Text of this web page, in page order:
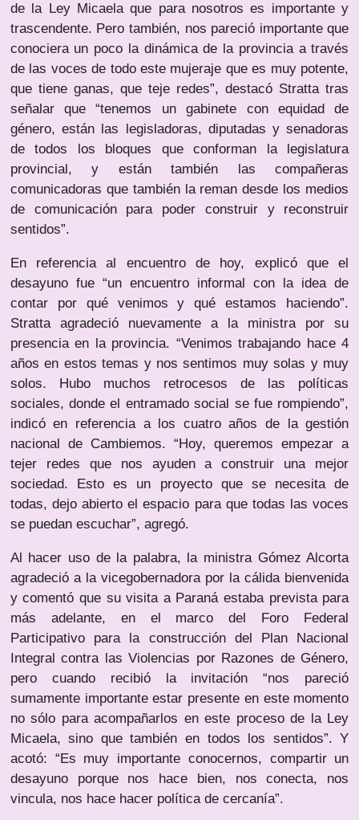
de la Ley Micaela que para nosotros es importante y
trascendente. Pero también, nos pareció importante que
conociera un poco la dinámica de la provincia a través
de las voces de todo este mujeraje que es muy potente,
que tiene ganas, que teje redes”, destacó Stratta tras
señalar que “tenemos un gabinete con equidad de
género, están las legisladoras, diputadas y senadoras
de todos los bloques que conforman la legislatura
provincial, y están también las compañeras
comunicadoras que también la reman desde los medios
de comunicación para poder construir y reconstruir
sentidos”.
En referencia al encuentro de hoy, explicó que el
desayuno fue “un encuentro informal con la idea de
contar por qué venimos y qué estamos haciendo”.
Stratta agradeció nuevamente a la ministra por su
presencia en la provincia. “Venimos trabajando hace 4
años en estos temas y nos sentimos muy solas y muy
solos. Hubo muchos retrocesos de las políticas
sociales, donde el entramado social se fue rompiendo”,
indicó en referencia a los cuatro años de la gestión
nacional de Cambiemos. “Hoy, queremos empezar a
tejer redes que nos ayuden a construir una mejor
sociedad. Esto es un proyecto que se necesita de
todas, dejo abierto el espacio para que todas las voces
se puedan escuchar”, agregó.
Al hacer uso de la palabra, la ministra Gómez Alcorta
agradeció a la vicegobernadora por la cálida bienvenida
y comentó que su visita a Paraná estaba prevista para
más adelante, en el marco del Foro Federal
Participativo para la construcción del Plan Nacional
Integral contra las Violencias por Razones de Género,
pero cuando recibió la invitación “nos pareció
sumamente importante estar presente en este momento
no sólo para acompañarlos en este proceso de la Ley
Micaela, sino que también en todos los sentidos”. Y
acotó: “Es muy importante conocernos, compartir un
desayuno porque nos hace bien, nos conecta, nos
vincula, nos hace hacer política de cercanía”.